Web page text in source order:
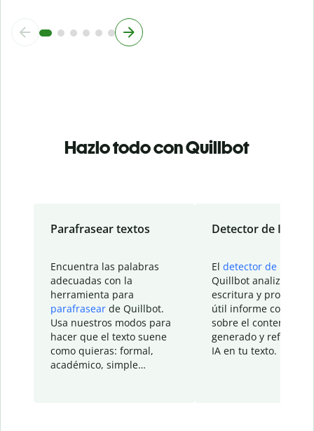
Hazlo todo con Quillbot
Parafrasear textos
Encuentra las palabras
adecuadas con la
herramienta para
parafrasear de Quillbot.
Usa nuestros modos para
hacer que el texto suene
como quieras: formal,
académico, simple…
Detector de IA
El detector de IA
Quillbot analiza tu
escritura y
útil informe con
sobre el contenido
generado y refinado
IA en tu texto.